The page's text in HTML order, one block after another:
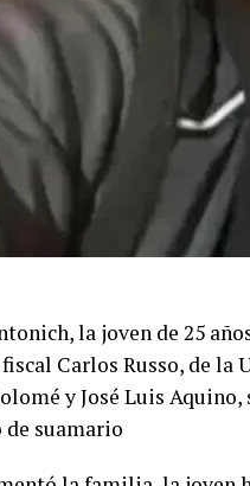
la joven de 25
Carlos Russo, de la
y José Luis
de suamario